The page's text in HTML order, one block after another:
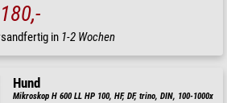
in 1-2 Wochen
Hund
Mikroskop H 600 LL HP 100, HF, DF, trino, DIN, 100-1000x